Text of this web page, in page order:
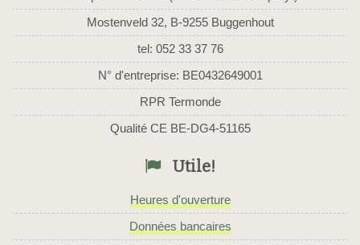
Mostenveld 32, B-9255 Buggenhout
tel: 052 33 37 76
N° d'entreprise: BE0432649001
RPR Termonde
Qualité CE BE-DG4-51165
Utile!
Heures d'ouverture
Données bancaires